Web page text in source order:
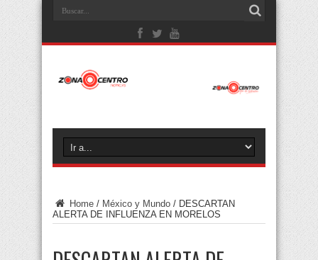
Home / México y Mundo / DESCARTAN
ALERTA DE INFLUENZA EN MORELOS